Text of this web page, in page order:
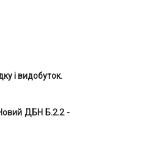
і видобуток.
Новий ДБН Б.2.2 -